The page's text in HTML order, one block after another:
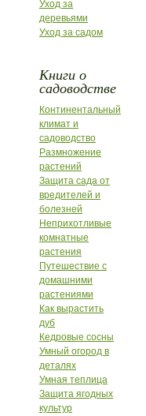
Уход за
деревьями
Уход за садом
Книги о
садоводстве
Континентальный
климат и
садоводство
Размножение
растений
Защита сада от
вредителей и
болезней
Неприхотливые
комнатные
растения
Путешествие с
домашними
растениями
Как вырастить
дуб
Кедровые сосны
Умный огород в
деталях
Умная теплица
Защита ягодных
культур